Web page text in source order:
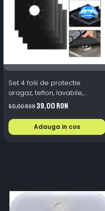
Set 4 folii de protectie
aragaz, teflon, lavabile,
reutilizabile, Negru/Gri
50,00 RON39,00 RON
Adauga in cos